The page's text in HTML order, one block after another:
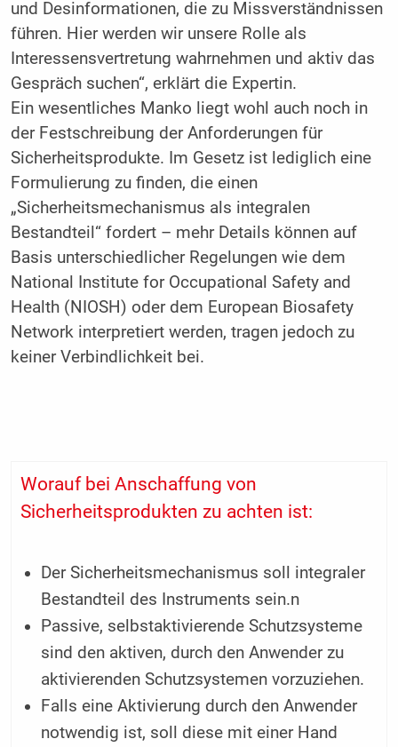
und Desinformationen, die zu Missverständnissen
führen. Hier werden wir unsere Rolle als
Interessensvertretung wahrnehmen und aktiv das
Gespräch suchen“, erklärt die Expertin.
Ein wesentliches Manko liegt wohl auch noch in
der Festschreibung der Anforderungen für
Sicherheitsprodukte. Im Gesetz ist lediglich eine
Formulierung zu finden, die einen
„Sicherheitsmechanismus als integralen
Bestandteil“ fordert – mehr Details können auf
Basis unterschiedlicher Regelungen wie dem
National Institute for Occupational Safety and
Health (NIOSH) oder dem European Biosafety
Network interpretiert werden, tragen jedoch zu
keiner Verbindlichkeit bei.
Worauf bei Anschaffung von
Sicherheitsprodukten zu achten ist:
Der Sicherheitsmechanismus soll integraler
Bestandteil des Instruments sein.n
Passive, selbstaktivierende Schutzsysteme
sind den aktiven, durch den Anwender zu
aktivierenden Schutzsystemen vorzuziehen.
Falls eine Aktivierung durch den Anwender
notwendig ist, soll diese mit einer Hand